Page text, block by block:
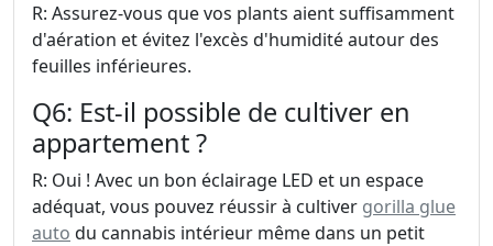
R: Assurez-vous que vos plants aient suffisamment
d'aération et évitez l'excès d'humidité autour des
feuilles inférieures.
Q6: Est-il possible de cultiver en
appartement ?
R: Oui ! Avec un bon éclairage LED et un espace
adéquat, vous pouvez réussir à cultiver gorilla glue
auto du cannabis intérieur même dans un petit